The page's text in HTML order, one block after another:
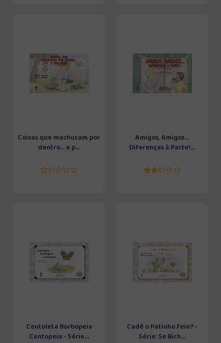
Coisas que machucam por
dentro... e p...
Amigos, Amigos...
Diferenças à Parte!...
Centoleta Borbopeia
Centopeia - Série...
Cadê o Patinho Feio? -
Série: Se Bich...